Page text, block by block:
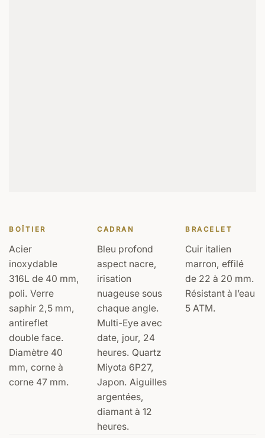
BOÎTIER
Acier
inoxydable
316L de 40 mm,
poli. Verre
saphir 2,5 mm,
antireflet
double face.
Diamètre 40
mm, corne à
corne 47 mm.
CADRAN
Bleu profond
aspect nacre,
irisation
nuageuse sous
chaque angle.
Multi-Eye avec
date, jour, 24
heures. Quartz
Miyota 6P27,
Japon. Aiguilles
argentées,
diamant à 12
heures.
BRACELET
Cuir italien
marron, effilé
de 22 à 20 mm.
Résistant à l’eau
5 ATM.